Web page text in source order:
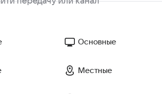
Основные
Местные